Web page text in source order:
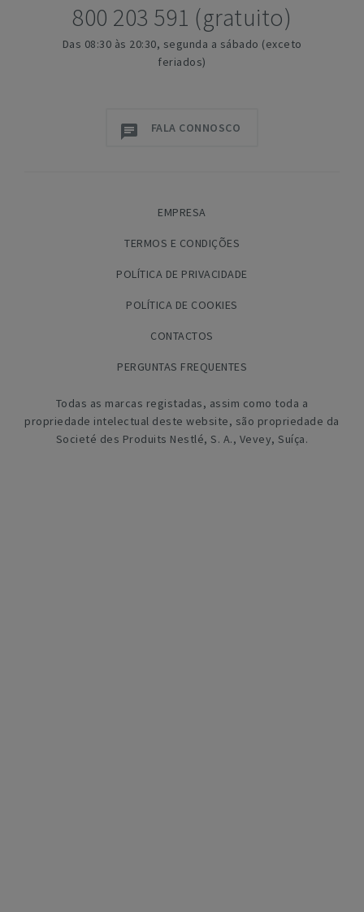
800 203 591 (gratuito)
Das 08:30 às 20:30, segunda a sábado (exceto
feriados)
FALA CONNOSCO
EMPRESA
TERMOS E CONDIÇÕES
POLÍTICA DE PRIVACIDADE
POLÍTICA DE COOKIES
CONTACTOS
PERGUNTAS FREQUENTES
Todas as marcas registadas, assim como toda a
propriedade intelectual deste website, são propriedade da
Societé des Produits Nestlé, S. A., Vevey, Suíça.